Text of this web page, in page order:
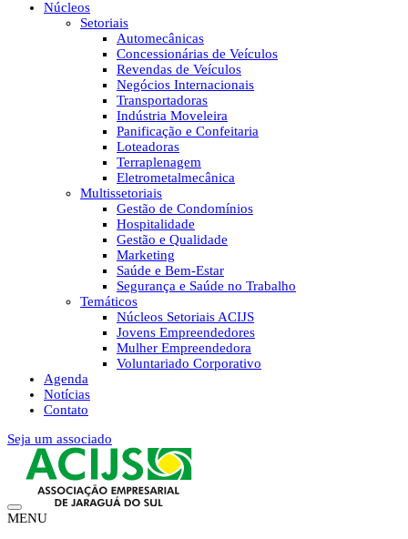
Núcleos
Setoriais
Automecânicas
Concessionárias de Veículos
Revendas de Veículos
Negócios Internacionais
Transportadoras
Indústria Moveleira
Panificação e Confeitaria
Loteadoras
Terraplenagem
Eletrometalmecânica
Multissetoriais
Gestão de Condomínios
Hospitalidade
Gestão e Qualidade
Marketing
Saúde e Bem-Estar
Segurança e Saúde no Trabalho
Temáticos
Núcleos Setoriais ACIJS
Jovens Empreendedores
Mulher Empreendedora
Voluntariado Corporativo
Agenda
Notícias
Contato
Seja um associado
MENU